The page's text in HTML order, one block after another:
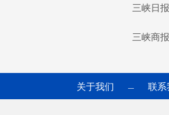
三峡日报
三峡商报
关于我们 — 联系